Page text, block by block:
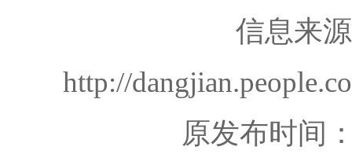
信息来
http://
原发布时间